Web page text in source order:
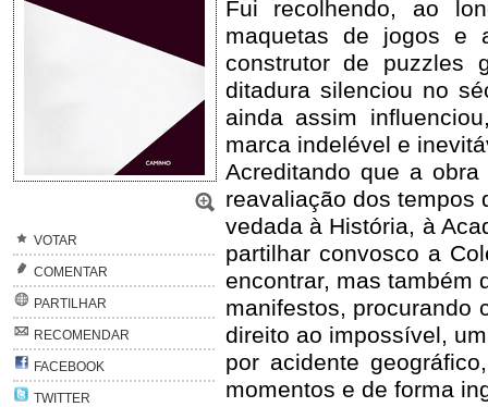
VOTAR
COMENTAR
PARTILHAR
RECOMENDAR
FACEBOOK
TWITTER
Fui recolhendo, ao
maquetas de jogos e
construtor de puzzles
ditadura silenciou no
ainda assim
marca indelével e
Acreditando que a
reavaliação dos tempos
vedada à História, à
partilhar convosco a
encontrar, mas também
manifestos, procurando
direito ao impossível,
por acidente
momentos e de forma